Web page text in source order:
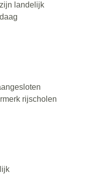
landelijk
rijscholen